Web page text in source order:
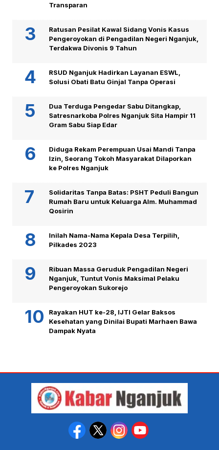
Transparan
Ratusan Pesilat Kawal Sidang Vonis Kasus
Pengeroyokan di Pengadilan Negeri Nganjuk,
Terdakwa Divonis 9 Tahun
RSUD Nganjuk Hadirkan Layanan ESWL,
Solusi Obati Batu Ginjal Tanpa Operasi
Dua Terduga Pengedar Sabu Ditangkap,
Satresnarkoba Polres Nganjuk Sita Hampir 11
Gram Sabu Siap Edar
Diduga Rekam Perempuan Usai Mandi Tanpa
Izin, Seorang Tokoh Masyarakat Dilaporkan
ke Polres Nganjuk
Solidaritas Tanpa Batas: PSHT Peduli Bangun
Rumah Baru untuk Keluarga Alm. Muhammad
Qosirin
Inilah Nama-Nama Kepala Desa Terpilih,
Pilkades 2023
Ribuan Massa Geruduk Pengadilan Negeri
Nganjuk, Tuntut Vonis Maksimal Pelaku
Pengeroyokan Sukorejo
Rayakan HUT ke-28, IJTI Gelar Baksos
Kesehatan yang Dinilai Bupati Marhaen Bawa
Dampak Nyata